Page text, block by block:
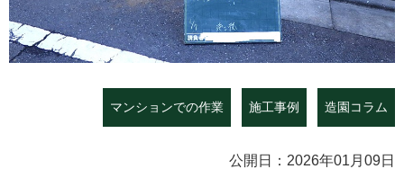
マンションでの作業 施工事例 造園コラム
公開日：2026年01月09日